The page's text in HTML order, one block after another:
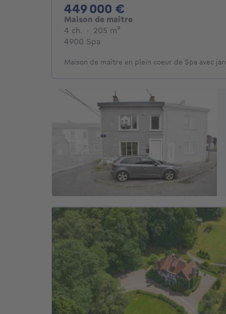
449 000 €
Maison de maître
4 ch. 4 chambres
· 205 m²
4900 Spa
Maison de maître en plein coeur de Spa avec